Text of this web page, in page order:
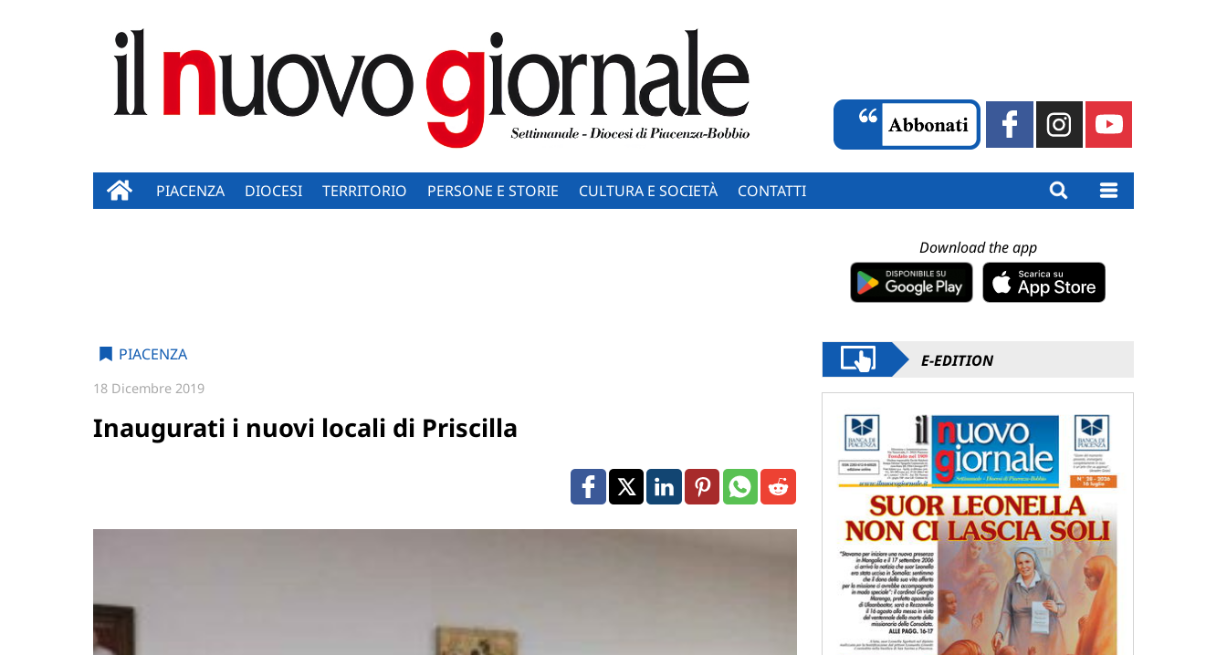
PIACENZA DIOCESI TERRITORIO PERSONE E STORIE CULTURA E SOCIETÀ CONTATTI
PIACENZA
18 Dicembre 2019
Inaugurati i nuovi locali di Priscilla
Download the app
E-EDITION